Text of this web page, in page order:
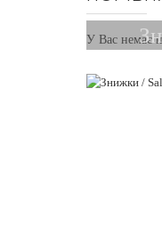
У Вас немає